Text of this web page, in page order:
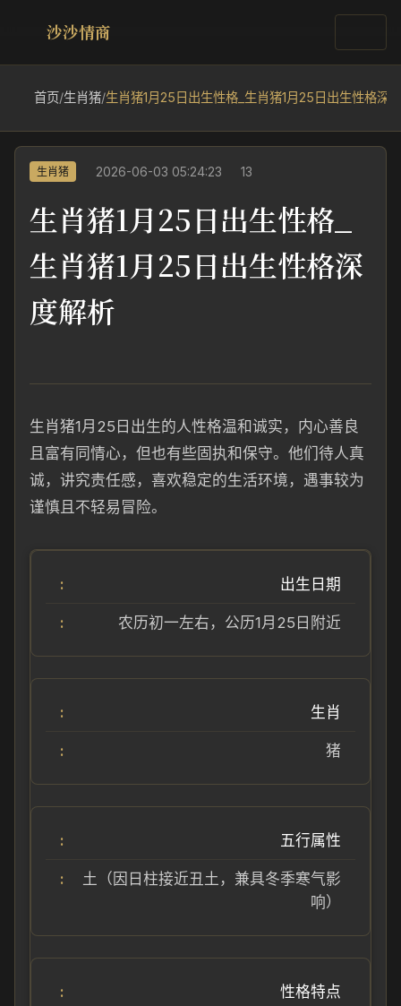
沙沙情商
首页/生肖猪/生肖猪1月25日出生性格_生肖猪1月25日出生性格深
生肖猪 2026-06-03 05:24:23 13
生肖猪1月25日出生性格_
生肖猪1月25日出生性格深
度解析
生肖猪1月25日出生的人性格温和诚实，内心善良
且富有同情心，但也有些固执和保守。他们待人真
诚，讲究责任感，喜欢稳定的生活环境，遇事较为
谨慎且不轻易冒险。
出生日期
农历初一左右，公历1月25日附近
生肖
猪
五行属性
土（因日柱接近丑土，兼具冬季寒气影
响）
性格特点